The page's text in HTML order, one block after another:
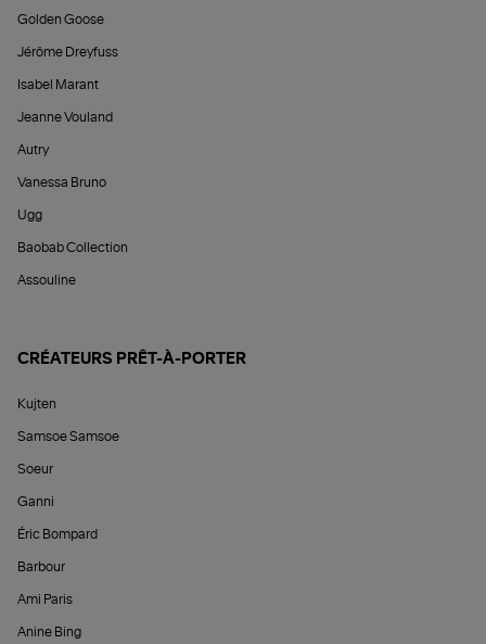
Golden Goose
Jérôme Dreyfuss
Isabel Marant
Jeanne Vouland
Autry
Vanessa Bruno
Ugg
Baobab Collection
Assouline
CRÉATEURS PRÊT-À-PORTER
Kujten
Samsoe Samsoe
Soeur
Ganni
Éric Bompard
Barbour
Ami Paris
Anine Bing